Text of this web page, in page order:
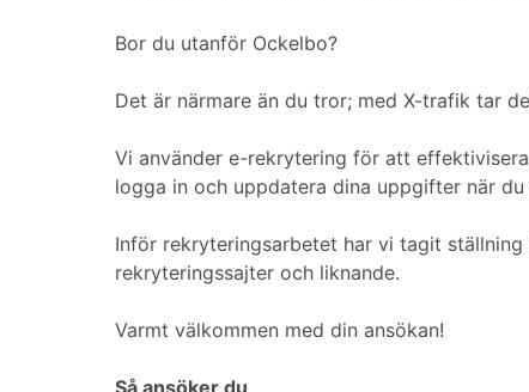
Bor du utanför Ockelbo?
Det är närmare än du tror; med X-trafik tar
Vi använder e-rekrytering för att
logga in och uppdatera dina uppgifter när
Inför rekryteringsarbetet har vi tagit
rekryteringssajter och liknande.
Varmt välkommen med din ansökan!